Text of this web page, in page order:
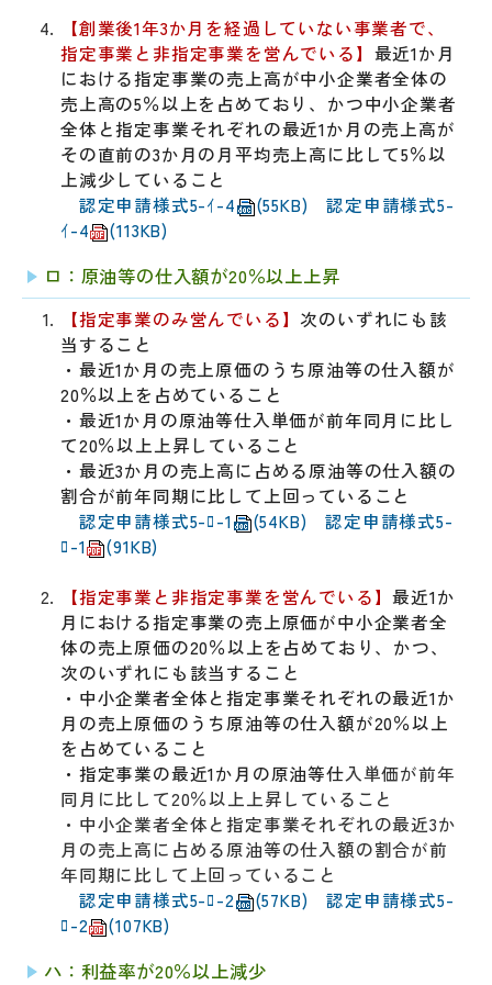
【創業後1年3か月を経過していない事業者で、
指定事業と非指定事業を営んでいる】 最近1か月
における指定事業の売上高が中小企業者全体の
売上高の5％以上を占めており、かつ中小企業者
全体と指定事業それぞれの最近1か月の売上高が
その直前の3か月の月平均売上高に比して5％以
上減少していること
認定申請様式5-ｲ-4
(55KB)
認定申請様式5-
ｲ-4
(113KB)
ロ：原油等の仕入額が20％以上上昇
【指定事業のみ営んでいる】 次のいずれにも該
当すること
・最近1か月の売上原価のうち原油等の仕入額が
20％以上を占めていること
・最近1か月の原油等仕入単価が前年同月に比し
て20％以上上昇していること
・最近3か月の売上高に占める原油等の仕入額の
割合が前年同期に比して上回っていること
認定申請様式5-ﾛ-1
(54KB)
認定申請様式5-
ﾛ-1
(91KB)
【指定事業と非指定事業を営んでいる】最近1か
月における指定事業の売上原価が中小企業者全
体の売上原価の20％以上を占めており、かつ、
次のいずれにも該当すること
・中小企業者全体と指定事業それぞれの最近1か
月の売上原価のうち原油等の仕入額が20％以上
を占めていること
・ 指定事業の最近1か月の原油等仕入単価が前年
同月に比して20％以上上昇していること
・中小企業者全体と指定事業それぞれの最近3か
月の売上高に占める原油等の仕入額の割合が前
年同期に比して上回っていること
認定申請様式5-ﾛ-2
(57KB)
認定申請様式5-
ﾛ-2
(107KB)
ハ：利益率が20％以上減少